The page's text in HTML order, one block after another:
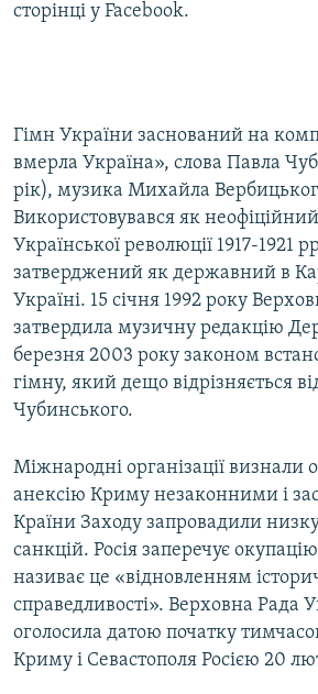
сторінці у Facebook.
Гімн України заснований на
вмерла Україна», слова Павла
рік), музика Михайла
Використовувався як
Української революції 1917-1921
затверджений як державний в
Україні. 15 січня 1992 року
затвердила музичну редакцію
березня 2003 року законом
гімну, який дещо відрізняється
Чубинського.
Міжнародні організації визнали
анексію Криму незаконними і
Країни Заходу запровадили
санкцій. Росія заперечує окупацію
називає це «відновленням
справедливості». Верховна Рада
оголосила датою початку
Криму і Севастополя Росією 20